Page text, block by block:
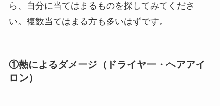
ら、自分に当てはまるものを探してみてくださ
い。複数当てはまる方も多いはずです。
①熱によるダメージ（ドライヤー・ヘアアイ
ロン）